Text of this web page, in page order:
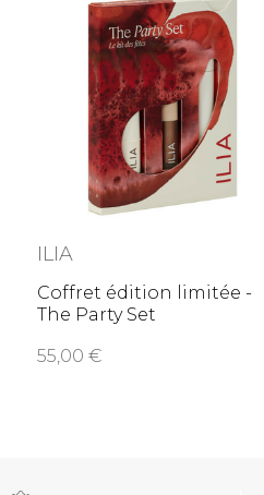
ILIA
Coffret édition limitée -
The Party Set
55,00